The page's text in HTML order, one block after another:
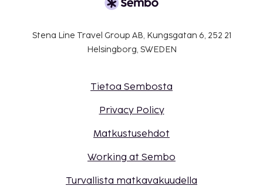
Stena Line Travel Group AB, Kungsgatan 6, 252 21
Helsingborg, SWEDEN
Tietoa Sembosta
Privacy Policy
Matkustusehdot
Working at Sembo
Turvallista matkavakuudella